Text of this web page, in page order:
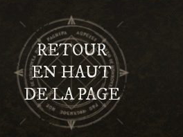
RETOUR
EN HAUT
DE LA PAGE